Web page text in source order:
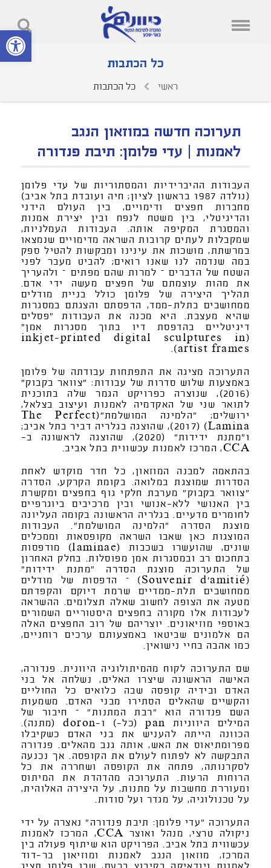
פתח סרגל
כל הכתבות
ראשי כל הכתבות
תערוכה חדשה במוזאון הנגב
לאמנות | עדי פלומן: תיבת פנדורה
העבודות ההיברידיות והמסתוריות של עדי פלומן
(נולדה 1987 בראשון לציון; חיה ועובדת בתל אביב)
מחברות חפצים ודימויים, בין העולם הידני
והדיגיטלי, בין משטח לנפח ובין יצירת אמנות
והמסגרת המקיפה אותה. העבודות העמלניות,
שמקבלות לעתים קרובות השראה מדימויים שנמצאו
במרשתת, מושכות את עינינו ומבקשות להטיל ספק
במה שנדמה לנו שאנו רואים; להביט מעבר לפני
השטח של הדברים – למרות שהם מפתים – ולהעריך
את מהות עוצמתם של חפצים מעשה ידי אדם.
תהליך היצירה של פלומן כולל בניית מודלים
ממחושבים בתלת-ממד, הדפסתם והצגתם במסגרות
שהיא מעצבת. היא מכנה את העבודות "פסלים
דיגיטליים בהדפסת דיו בתוך מסגרות אמן"
(inkjet-printed digital sculptures in
artist frames).
התערוכה מציגה את התפתחות עבודתה של פלומן
באמצעות שלוש סדרות של עבודות: "צוואר בקבוק"
(2016), שנוצרה כפרויקט הגמר שלה בתוכנית
לתואר שני של האקדמיה לאמנות ועיצוב בצלאל,
ירושלים; "הלמינה המושלמת"(The Perfect
Lamina) (2017), שהוצגה בגלריה דביר בתל אביב;
ו"מתנת ידידות" (2020), שהוצגה לראשונה ב-
CCA, המרכז לאמנות עכשווית בתל אביב.
בהתאמה למבנה המוזאון, כל חדר מוקדש לאחת
הסדרות שמוצגת במלואה. בקומת הקרקע, הסדרה
"צוואר בקבוק" מערבת חלקי גוף בחפצים ומקשרת
בין האנושי ללא-אנושי ובין מרכיבים ביוגרפיים
לחומרים מדעיים. בגלריה הראשונה בקומה העליונה
מוצגת הסדרה "הלמינה המושלמת". העבודות
המוצגות כאן שאבו השראה מקופסאות וממכלים
שונים, שהועשרו בשכבות (laminae) מודפסות
בתחכום רב ובמסגרות אמן מפוסלות. בחלק האחרון
של התערוכה מוצגת הסדרה "מתנת ידידות"
(Souvenir d’amitié) – הדפסות של מודלים
ממחושבים תלת-ממדיים שרמת דיוקם והקפדתם
מטעה את הצופה לחשוב שאלה תצלומים. ההשראה
לעבודות אלו מקורה בחפצים היסטוריים השמורים
באוספי מוזיאונים. יוצריהם של רוב החפצים האלה
הם אלמונים שביטאו באמצעותם ערכים רוחניים,
כמו אהבה בחיי נישואין.
שם התערוכה לקוח מהמיתולוגיה היוונית. פנדורה,
האישה הראשונה שיצרו האלים, נשלחה אל בני
האדם ובידיה קופסה שבה כלואים כל החוליים
והקשיים שהאלים הסתירו מבני האדם. משמעות
השם פנדורה הוא "רבת המתנות" – חיבור של
המילים היווניות pan (כל-) ו-doron (מתנה).
הכוונה הייתה להעניש את בני האדם כשקיבלו
מפרומתיאוס את האש, אותה גנב מהאלים. פנדורה
התבקשה לא לפתוח לעולם את הקופסה. אך נכנעה
לסקרנותה, פתחה את הקופסה ושחררה את כל
הרוחות הרעות. התערוכה מהדהדת את המיתוס
ומעוררת מחשבות על מתנות, על היצירה האלוהית,
על טכנולוגיה, על מגדר ועל סודות.
התערוכה "עדי פלומן: תיבת פנדורה" נאצרה על ידי
ניקולה טרצי, מנהל ואוצר CCA, המרכז לאמנות
עכשווית בתל אביב. הפרויקט הוא שיתוף פעולה בין
המרכז, מוזאון הנגב לאמנות ומוזיאון בר-דוד